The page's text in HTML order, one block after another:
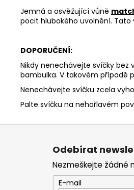
Jemná a osvěžující vůně
pocit hlubokého uvolnění.
DOPORUČENÍ:
Nikdy nenechávejte svíčky bez
bambulka. V takovém případě
Nenechávejte svíčku zcela
Palte svíčku na nehořlavém
Z
Odebírat
Nezmeškejte žádné
E-mail